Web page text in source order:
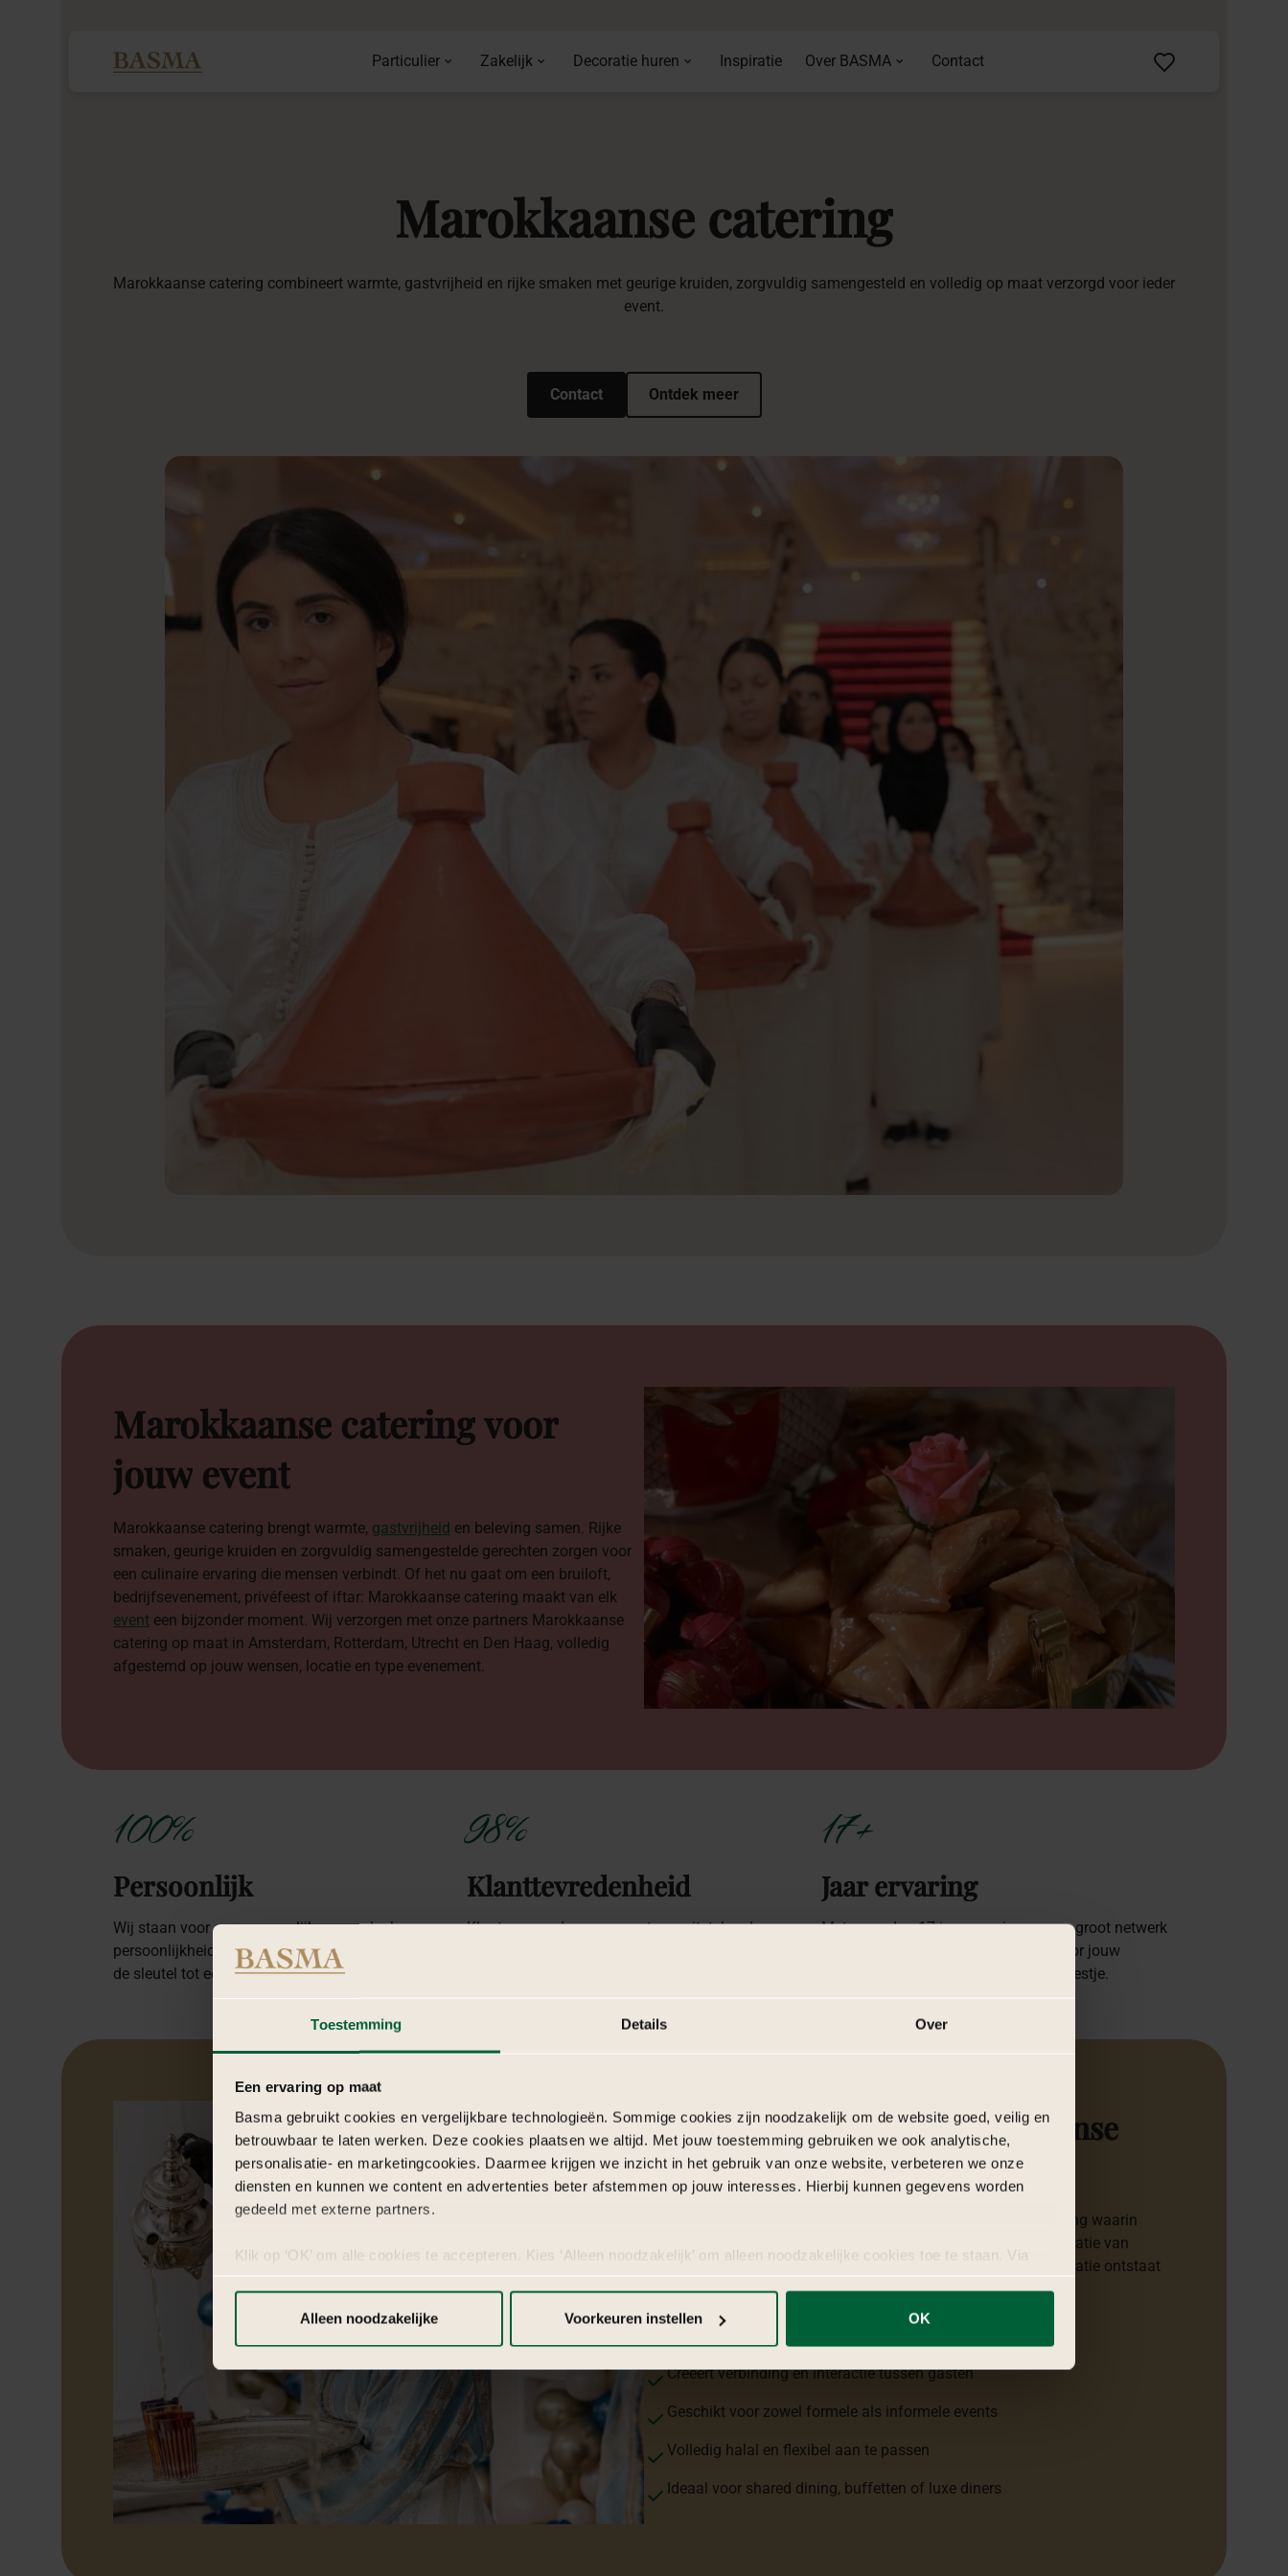
Toestemming Details Over
Een ervaring op maat
Basma gebruikt cookies en vergelijkbare technologieën. Sommige cookies zijn noodzakelijk om de website goed, veilig en
betrouwbaar te laten werken. Deze cookies plaatsen we altijd. Met jouw toestemming gebruiken we ook analytische,
personalisatie- en marketingcookies. Daarmee krijgen we inzicht in het gebruik van onze website, verbeteren we onze
diensten en kunnen we content en advertenties beter afstemmen op jouw interesses. Hierbij kunnen gegevens worden
gedeeld met externe partners.
Klik op ‘OK’ om alle cookies te accepteren. Kies ‘Alleen noodzakelijk’ om alleen noodzakelijke cookies toe te staan. Via
Alleen noodzakelijke
Voorkeuren instellen OK
Particulier Zakelijk Decoratie huren Inspiratie Over BASMA Contact
Marokkaanse catering
Marokkaanse catering combineert warmte, gastvrijheid en rijke smaken met geurige kruiden, zorgvuldig samengesteld en volledig op maat verzorgd voor ieder
event.
Contact Ontdek meer
Marokkaanse cateringvoor
jouw event
Marokkaanse catering brengt warmte, gastvrijheid en beleving samen. Rijke
smaken, geurige kruiden en zorgvuldig samengestelde gerechten zorgen voor
een culinaire ervaring die mensen verbindt. Of het nu gaat om een bruiloft,
bedrijfsevenement, privéfeest of iftar: Marokkaanse catering maakt van elk
event een bijzonder moment. Wij verzorgen met onze partners Marokkaanse
catering op maat in Amsterdam, Rotterdam, Utrecht en Den Haag, volledig
afgestemd op jouw wensen, locatie en type evenement.
100%
Persoonlijk
Wij staan voor een persoonlijke aanpak. Jouw
persoonlijkheid of die van je organisatie is voor ons
de sleutel tot een onvergetelijke ervaring.
98%
Klanttevredenheid
Klanten waarderen ons met een uitstekende
17+
Jaar ervaring
Met meer dan 17 jaar ervaring en een groot netwerk
aan experts zijn wij dé organisatie voor jouw
bruiloft, bedrijfsevenement of privé feestje.
WaaromkiezenvoorMarokkaanse
catering?
Marokkaanse catering is meer dan eten alleen. Het is een beleving waarin
delen, samenzijn en gastvrijheid centraal staan. Door de combinatie van
warme gerechten, verfijnde smaken en een uitnodigende presentatie ontstaat
een sfeer waarin gasten zich direct welkom voelen.
Voordelen van Marokkaanse catering:
Creëert verbinding en interactie tussen gasten
Geschikt voor zowel formele als informele events
Volledig halal en flexibel aan te passen
Ideaal voor shared dining, buffetten of luxe diners